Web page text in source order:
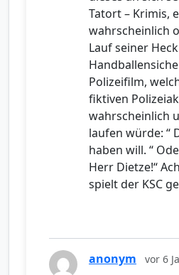
Tatort – Krimis,
wahrscheinlich
Lauf seiner
Polizeifilm,
fiktiven
wahrscheinlich
laufen würde: “
haben will. “
Herr Dietze!“
spielt der KSC
anonym vor 6